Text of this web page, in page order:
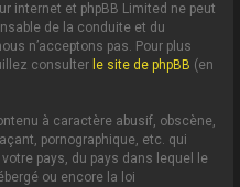
internet et phpBB Limited ne peut
de la conduite et du
n’acceptons pas. Pour plus
consulter le site de phpBB (en
à caractère abusif, obscène,
pornographique, etc. qui
pays, du pays dans lequel le
ou encore la loi